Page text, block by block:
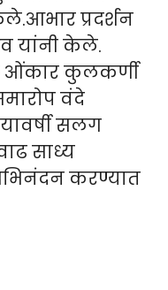
प्रदर्शन
यांनी केले.
ओंकार कुलकर्णी
वंदे
सलग
साध्य
करण्यात